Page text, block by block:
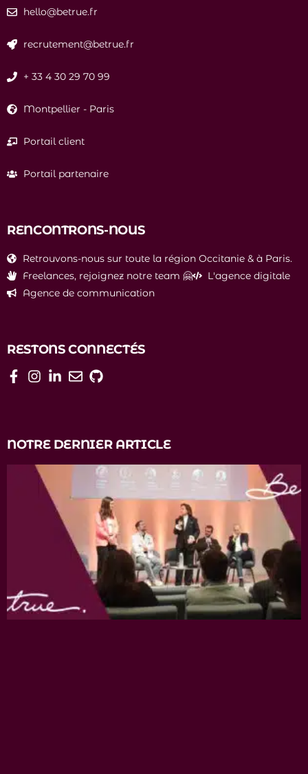
hello@betrue.fr
recrutement@betrue.fr
+ 33 4 30 29 70 99
Montpellier - Paris
Portail client
Portail partenaire
RENCONTRONS-NOUS
Retrouvons-nous sur toute la région Occitanie & à Paris.
Freelances, rejoignez notre team 🤗
L'agence digitale
Agence de communication
RESTONS CONNECTÉS
NOTRE DERNIER ARTICLE